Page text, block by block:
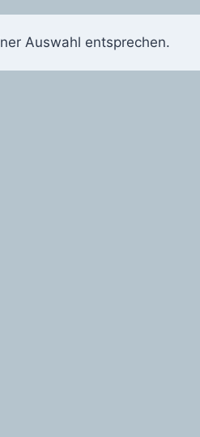
Auswahl entsprechen.